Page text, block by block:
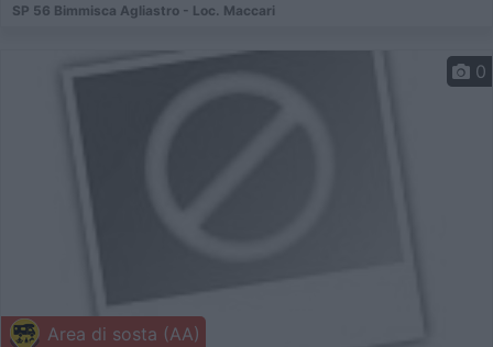
SP 56 Bimmisca Agliastro - Loc. Maccari
Area di sosta (AA)
0